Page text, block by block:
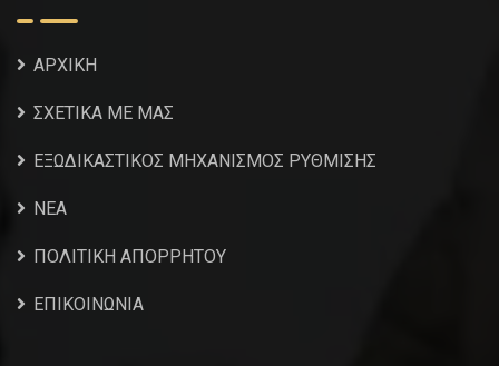
ΑΡΧΙΚΗ
ΣΧΕΤΙΚΑ ΜΕ ΜΑΣ
ΕΞΩΔΙΚΑΣΤΙΚΟΣ ΜΗΧΑΝΙΣΜΟΣ ΡΥΘΜΙΣΗΣ
NEA
ΠΟΛΙΤΙΚΗ ΑΠΟΡΡΗΤΟΥ
ΕΠΙΚΟΙΝΩΝΙΑ